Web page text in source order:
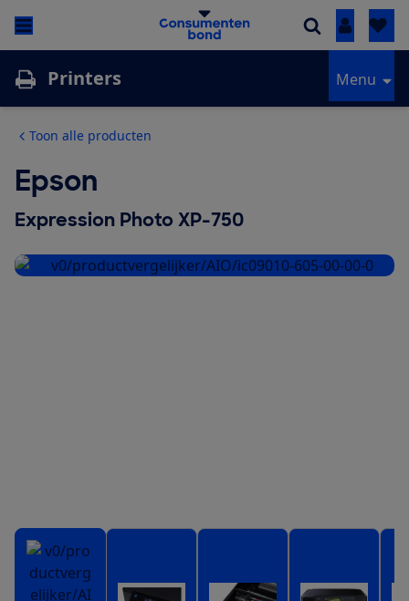
Inloggen
Printers Menu
Toon alle producten
Epson
Expression Photo XP-750